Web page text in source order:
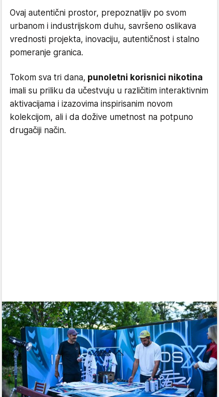
Ovaj autentični prostor, prepoznatljiv po svom
urbanom i industrijskom duhu, savršeno oslikava
vrednosti projekta, inovaciju, autentičnost i stalno
pomeranje granica.
Tokom sva tri dana, punoletni korisnici nikotina
imali su priliku da učestvuju u različitim interaktivnim
aktivacijama i izazovima inspirisanim novom
kolekcijom, ali i da dožive umetnost na potpuno
drugačiji način.